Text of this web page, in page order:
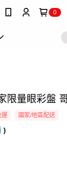
0
限量眼彩盤
國家/地區配送
)